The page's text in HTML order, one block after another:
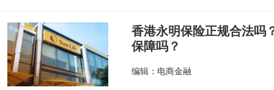
香港永明保险正规合法吗
保障吗？
编辑：电商金融